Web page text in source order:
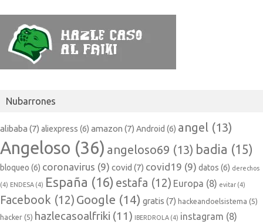
Nubarrones
alibaba (7) aliexpress (6) amazon (7) Android (6) angel (13)
Angeloso (36) angeloso69 (13) badia (15)
bloqueo (6) coronavirus (9) covid (7) covid19 (9) datos (6) derechos
(4) ENDESA (4) España (16) estafa (12) Europa (8) evitar (4)
Facebook (12) Google (14) gratis (7) hackeandoelsistema (5)
hacker (5) hazlecasoalfriki (11) IBERDROLA (4) instagram (8)